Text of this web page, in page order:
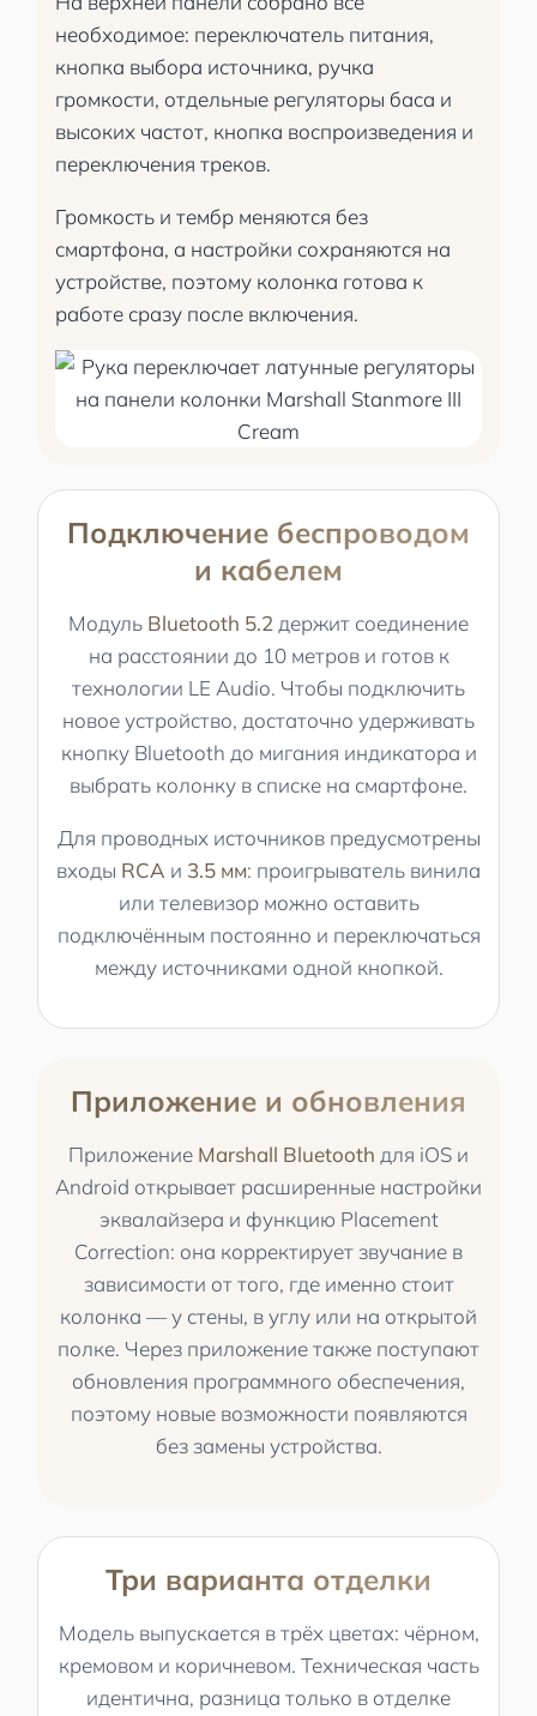
необходимое: переключатель питания,
кнопка выбора источника, ручка
громкости, отдельные регуляторы баса и
высоких частот, кнопка воспроизведения и
переключения треков.
Громкость и тембр меняются без
смартфона, а настройки сохраняются на
устройстве, поэтому колонка готова к
работе сразу после включения.
Подключение беспроводом
и кабелем
Модуль Bluetooth 5.2 держит соединение
на расстоянии до 10 метров и готов к
технологии LE Audio. Чтобы подключить
новое устройство, достаточно удерживать
кнопку Bluetooth до мигания индикатора и
выбрать колонку в списке на смартфоне.
Для проводных источников предусмотрены
входы RCA и 3.5 мм: проигрыватель винила
или телевизор можно оставить
подключённым постоянно и переключаться
между источниками одной кнопкой.
Приложение и обновления
Приложение Marshall Bluetooth для iOS и
Android открывает расширенные настройки
эквалайзера и функцию Placement
Correction: она корректирует звучание в
зависимости от того, где именно стоит
колонка — у стены, в углу или на открытой
полке. Через приложение также поступают
обновления программного обеспечения,
поэтому новые возможности появляются
без замены устройства.
Три варианта отделки
Модель выпускается в трёх цветах: чёрном,
кремовом и коричневом. Техническая часть
идентична, разница только в отделке